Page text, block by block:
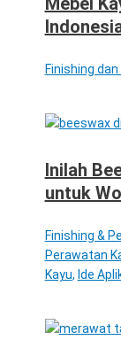
Finishing
Inilah
untuk
Finishing &
Perawatan
Kayu, Ide